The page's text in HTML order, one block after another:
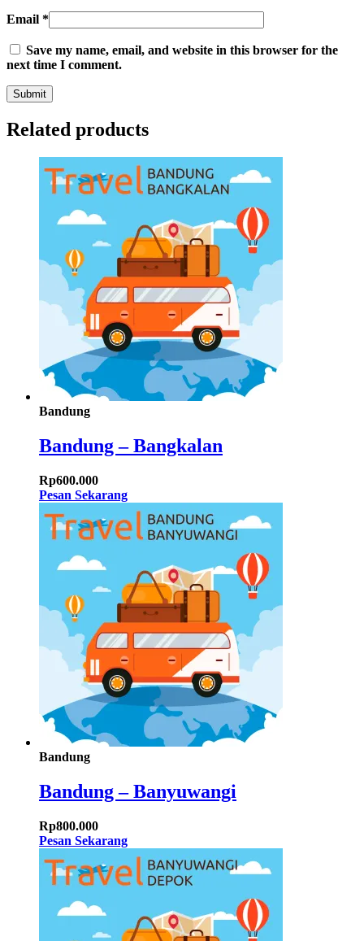
Email *
Save my name, email, and website in this browser for the
next time I comment.
Related products
Bandung
Bandung – Bangkalan
Rp600.000
Pesan Sekarang
Bandung
Bandung – Banyuwangi
Rp800.000
Pesan Sekarang